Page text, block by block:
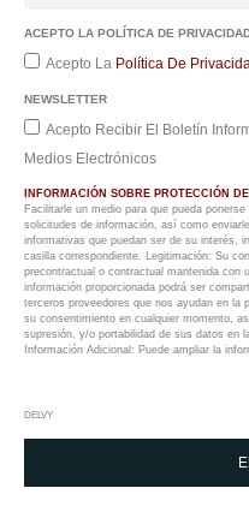
ACEPTO LA POLÍTICA DE
Acepto La Política De
NEWSLETTER
Acepto Recibir El Boletín
Medios Electrónicos
INFORMACIÓN SOBRE PROTECCIÓN
Facilitarle un medio para que pueda
solicitudes de información, así como
informativas que puedan ser de su interés,
casilla correspondiente. Legitimación: Su
precontractual o contractual mantenida
información proporcionada podrá ser
terceros proveedores que nos ayudan en la
su consentimiento en cualquier momento,
supresión, y/o portabilidad de sus datos en
Información Adicional: Puede ampliar la
DELVY